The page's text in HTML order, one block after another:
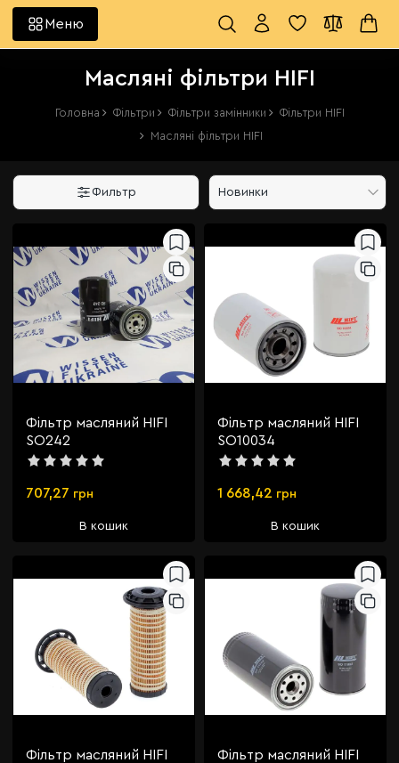
Меню
Масляні фільтри HIFI
Головна Фільтри Фільтри замінники
Фільтри HIFI
Масляні фільтри HIFI
Фильтр Новинки
Фільтр масляний HIFI
SO242
707,27 грн
В кошик
Фільтр масляний HIFI
SO10034
1 668,42 грн
В кошик
Фільтр масляний HIFI
Фільтр масляний HIFI